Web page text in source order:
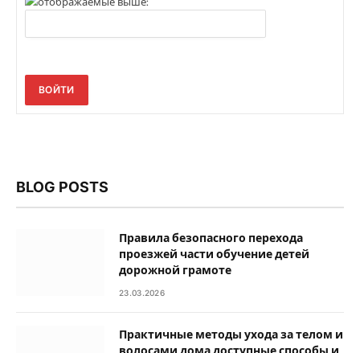
ВОЙТИ
BLOG POSTS
Правила безопасного перехода
проезжей части обучение детей
дорожной грамоте
23.03.2026
Практичные методы ухода за телом и